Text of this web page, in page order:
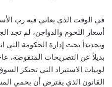
في الوقت الذي يعاني فيه رب
أسعار اللحوم والدواجن، لم تجد
وتحديداً تحت إدارة الحكومة التي
بديلاً عن التصريحات المنقوصة،
لوبيات الاستيراد التي تحتكر
القانون الذي يفترض أن يحمي